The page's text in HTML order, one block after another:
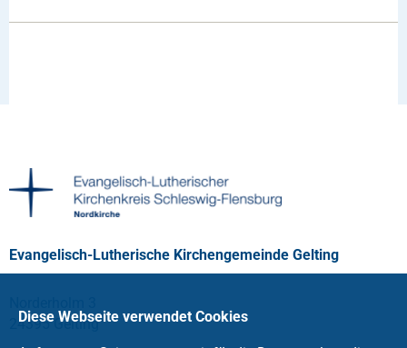
Evangelisch-Lutherische Kirchengemeinde Gelting
24395 Gelting
Diese Webseite verwendet Cookies